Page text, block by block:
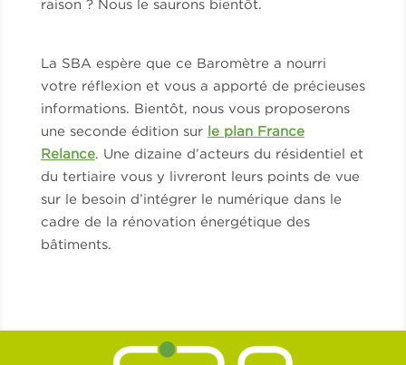
raison ? Nous le saurons bientôt.
La SBA espère que ce Baromètre a nourri
votre réflexion et vous a apporté de précieuses
informations. Bientôt, nous vous proposerons
une seconde édition sur le plan France
Relance. Une dizaine d’acteurs du résidentiel et
du tertiaire vous y livreront leurs points de vue
sur le besoin d’intégrer le numérique dans le
cadre de la rénovation énergétique des
bâtiments.